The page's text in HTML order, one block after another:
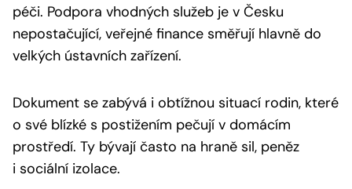
péči. Podpora vhodných služeb je v Česku
nepostačující, veřejné finance směřují hlavně do
velkých ústavních zařízení.
Dokument se zabývá i obtížnou situací rodin, které
o své blízké s postižením pečují v domácím
prostředí. Ty bývají často na hraně sil, peněz
i sociální izolace.